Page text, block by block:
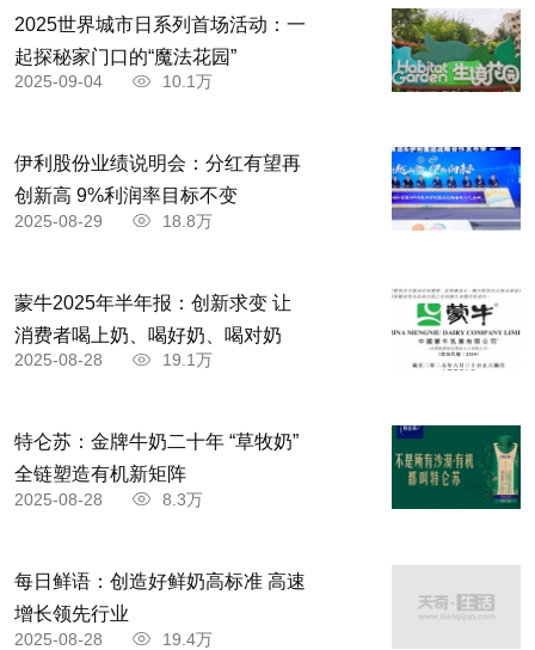
2025世界城市日系列首场活动：一
起探秘家门口的“魔法花园”
2025-09-04 10.1万
伊利股份业绩说明会：分红有望再
创新高 9%利润率目标不变
2025-08-29 18.8万
蒙牛2025年半年报：创新求变 让
消费者喝上奶、喝好奶、喝对奶
2025-08-28 19.1万
特仑苏：金牌牛奶二十年 “草牧奶”
全链塑造有机新矩阵
2025-08-28 8.3万
每日鲜语：创造好鲜奶高标准 高速
增长领先行业
2025-08-28 19.4万